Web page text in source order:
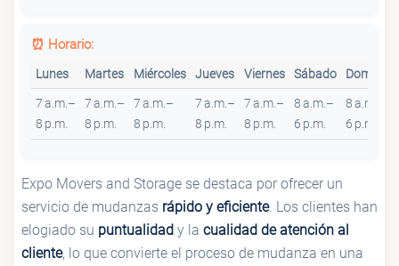
⏰ Horario:
Lunes Martes Miércoles Jueves Viernes Sábado Domingo
7 a.m.–
8 p.m.
7 a.m.–
8 p.m.
7 a.m.–
8 p.m.
7 a.m.–
8 p.m.
7 a.m.–
8 p.m.
8 a.m.–
6 p.m.
8 a.m.–
6 p.m.
Expo Movers and Storage se destaca por ofrecer un
servicio de mudanzas rápido y eficiente. Los clientes han
elogiado su puntualidad y la cualidad de atención al
cliente, lo que convierte el proceso de mudanza en una